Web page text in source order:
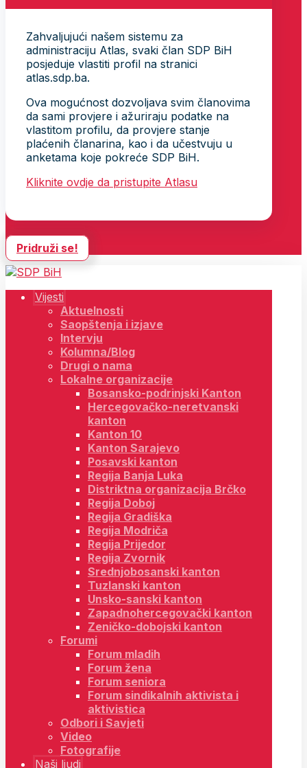
Zahvaljujući našem sistemu za
administraciju Atlas, svaki član SDP BiH
posjeduje vlastiti profil na stranici
atlas.sdp.ba.
Ova mogućnost dozvoljava svim članovima
da sami provjere i ažuriraju podatke na
vlastitom profilu, da provjere stanje
plaćenih članarina, kao i da učestvuju u
anketama koje pokreće SDP BiH.
Kliknite ovdje da pristupite Atlasu
Pridruži se!
Vijesti
Aktuelnosti
Saopštenja i izjave
Intervju
Kolumna/Blog
Drugi o nama
Lokalne organizacije
Bosansko-podrinjski Kanton
Hercegovačko-neretvanski
kanton
Kanton 10
Kanton Sarajevo
Posavski kanton
Regija Banja Luka
Distriktna organizacija Brčko
Regija Doboj
Regija Gradiška
Regija Modriča
Regija Prijedor
Regija Zvornik
Srednjobosanski kanton
Tuzlanski kanton
Unsko-sanski kanton
Zapadnohercegovački kanton
Zeničko-dobojski kanton
Forumi
Forum mladih
Forum žena
Forum seniora
Forum sindikalnih aktivista i
aktivistica
Odbori i Savjeti
Video
Fotografije
Naši ljudi